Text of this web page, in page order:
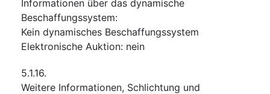
Informationen über das dynamische
Beschaffungssystem:
Kein dynamisches Beschaffungssystem
Elektronische Auktion: nein
5.1.16.
Weitere Informationen, Schlichtung und